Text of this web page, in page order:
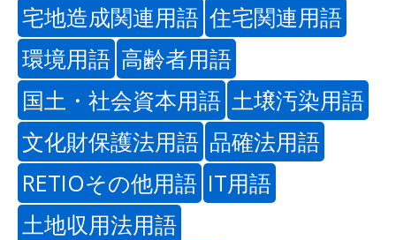
宅地造成関連用語 住宅関連用語
環境用語 高齢者用語
国土・社会資本用語 土壌汚染用語
文化財保護法用語 品確法用語
RETIOその他用語 IT用語
土地収用法用語